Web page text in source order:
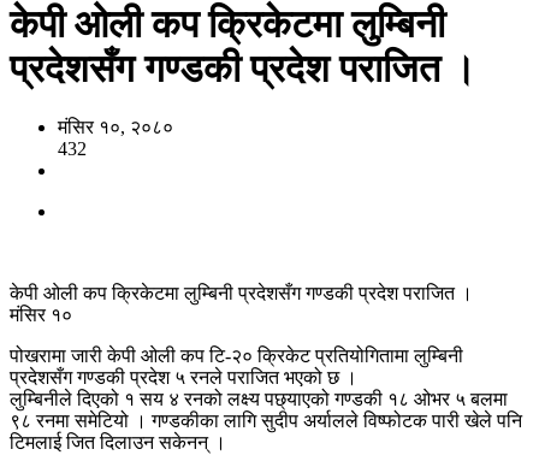
केपी ओली कप क्रिकेटमा लुम्बिनी
प्रदेशसँग गण्डकी प्रदेश पराजित ।
मंसिर १०, २०८०
432
केपी ओली कप क्रिकेटमा लुम्बिनी प्रदेशसँग गण्डकी प्रदेश पराजित ।
मंसिर १०
पोखरामा जारी केपी ओली कप टि-२० क्रिकेट प्रतियोगितामा लुम्बिनी
प्रदेशसँग गण्डकी प्रदेश ५ रनले पराजित भएको छ ।
लुम्बिनीले दिएको १ सय ४ रनको लक्ष्य पछ्याएको गण्डकी १८ ओभर ५ बलमा
९८ रनमा समेटियो । गण्डकीका लागि सुदीप अर्यालले विष्फोटक पारी खेले पनि
टिमलाई जित दिलाउन सकेनन् ।